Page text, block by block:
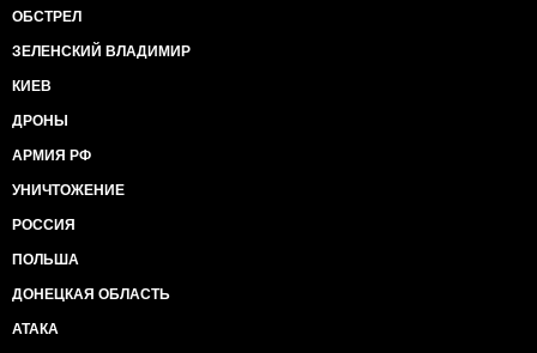
ОБСТРЕЛ
ЗЕЛЕНСКИЙ ВЛАДИМИР
КИЕВ
ДРОНЫ
АРМИЯ РФ
УНИЧТОЖЕНИЕ
РОССИЯ
ПОЛЬША
ДОНЕЦКАЯ ОБЛАСТЬ
АТАКА